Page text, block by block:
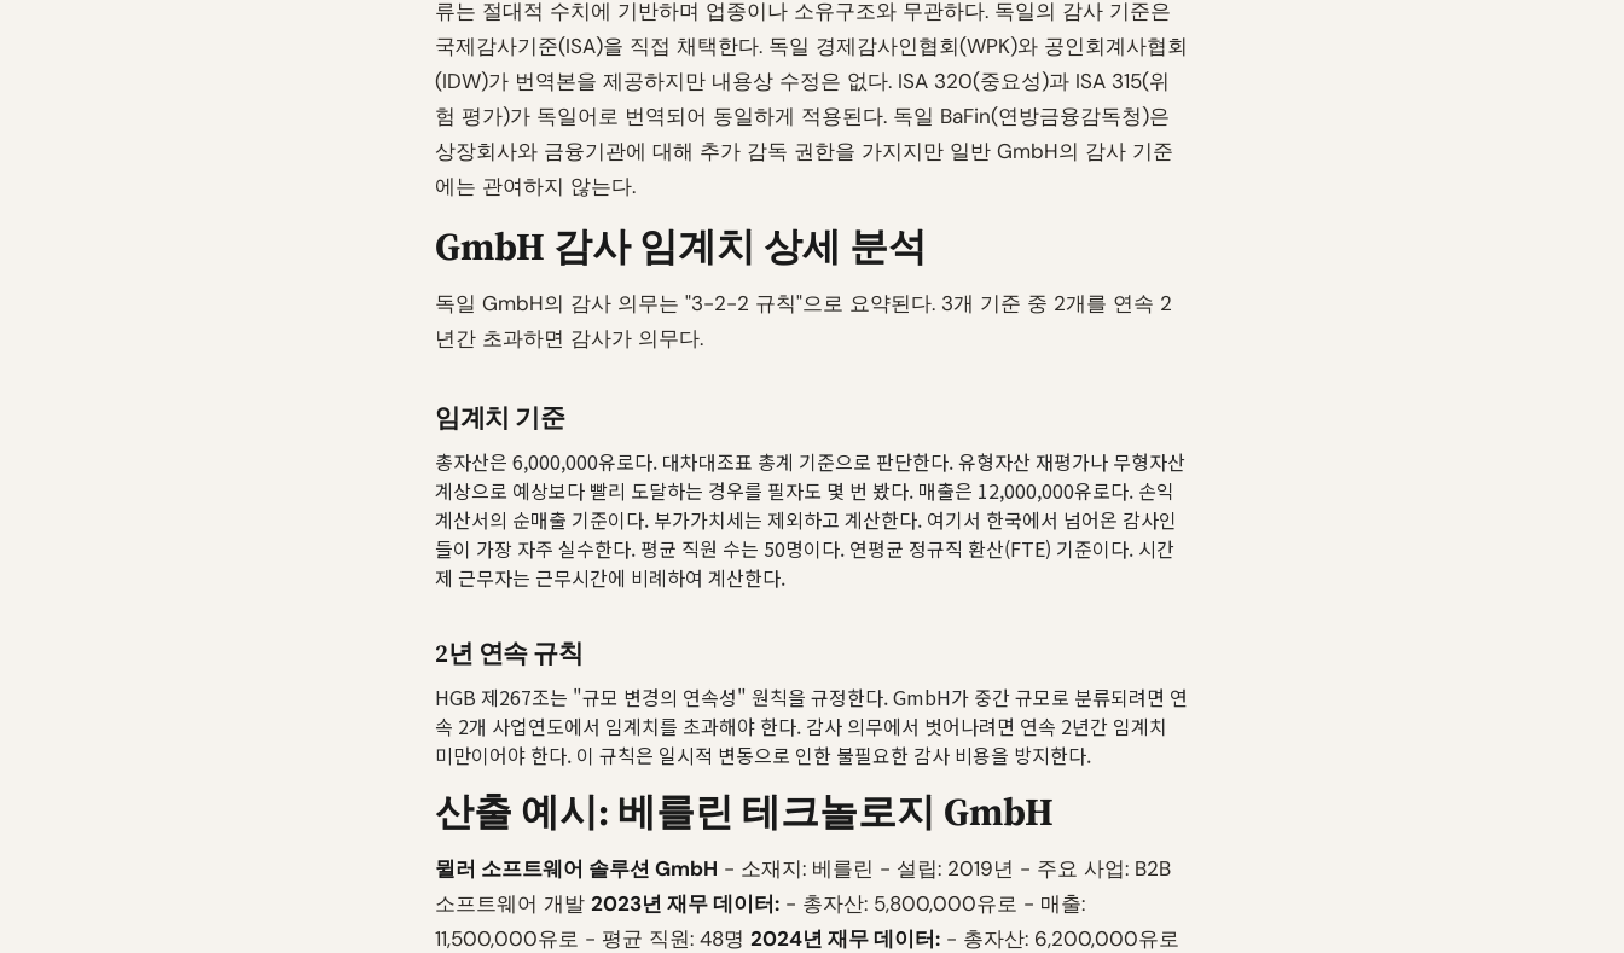
류는 절대적 수치에 기반하며 업종이나 소유구조와 무관하다. 독일의 감사 기준은
국제감사기준(ISA)을 직접 채택한다. 독일 경제감사인협회(WPK)와 공인회계사협회
(IDW)가 번역본을 제공하지만 내용상 수정은 없다. ISA 320(중요성)과 ISA 315(위
험 평가)가 독일어로 번역되어 동일하게 적용된다. 독일 BaFin(연방금융감독청)은
상장회사와 금융기관에 대해 추가 감독 권한을 가지지만 일반 GmbH의 감사 기준
에는 관여하지 않는다.
GmbH 감사 임계치 상세 분석
독일 GmbH의 감사 의무는 "3-2-2 규칙"으로 요약된다. 3개 기준 중 2개를 연속 2
년간 초과하면 감사가 의무다.
임계치 기준
총자산은 6,000,000유로다. 대차대조표 총계 기준으로 판단한다. 유형자산 재평가나 무형자산
계상으로 예상보다 빨리 도달하는 경우를 필자도 몇 번 봤다. 매출은 12,000,000유로다. 손익
계산서의 순매출 기준이다. 부가가치세는 제외하고 계산한다. 여기서 한국에서 넘어온 감사인
들이 가장 자주 실수한다. 평균 직원 수는 50명이다. 연평균 정규직 환산(FTE) 기준이다. 시간
제 근무자는 근무시간에 비례하여 계산한다.
2년 연속 규칙
HGB 제267조는 "규모 변경의 연속성" 원칙을 규정한다. GmbH가 중간 규모로 분류되려면 연
속 2개 사업연도에서 임계치를 초과해야 한다. 감사 의무에서 벗어나려면 연속 2년간 임계치
미만이어야 한다. 이 규칙은 일시적 변동으로 인한 불필요한 감사 비용을 방지한다.
산출 예시: 베를린 테크놀로지 GmbH
뮐러 소프트웨어 솔루션 GmbH - 소재지: 베를린 - 설립: 2019년 - 주요 사업: B2B
소프트웨어 개발 2023년 재무 데이터: - 총자산: 5,800,000유로 - 매출:
11,500,000유로 - 평균 직원: 48명 2024년 재무 데이터: - 총자산: 6,200,000유로